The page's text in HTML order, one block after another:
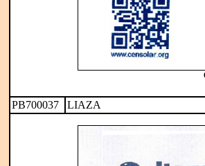
PB700037 LIAZA